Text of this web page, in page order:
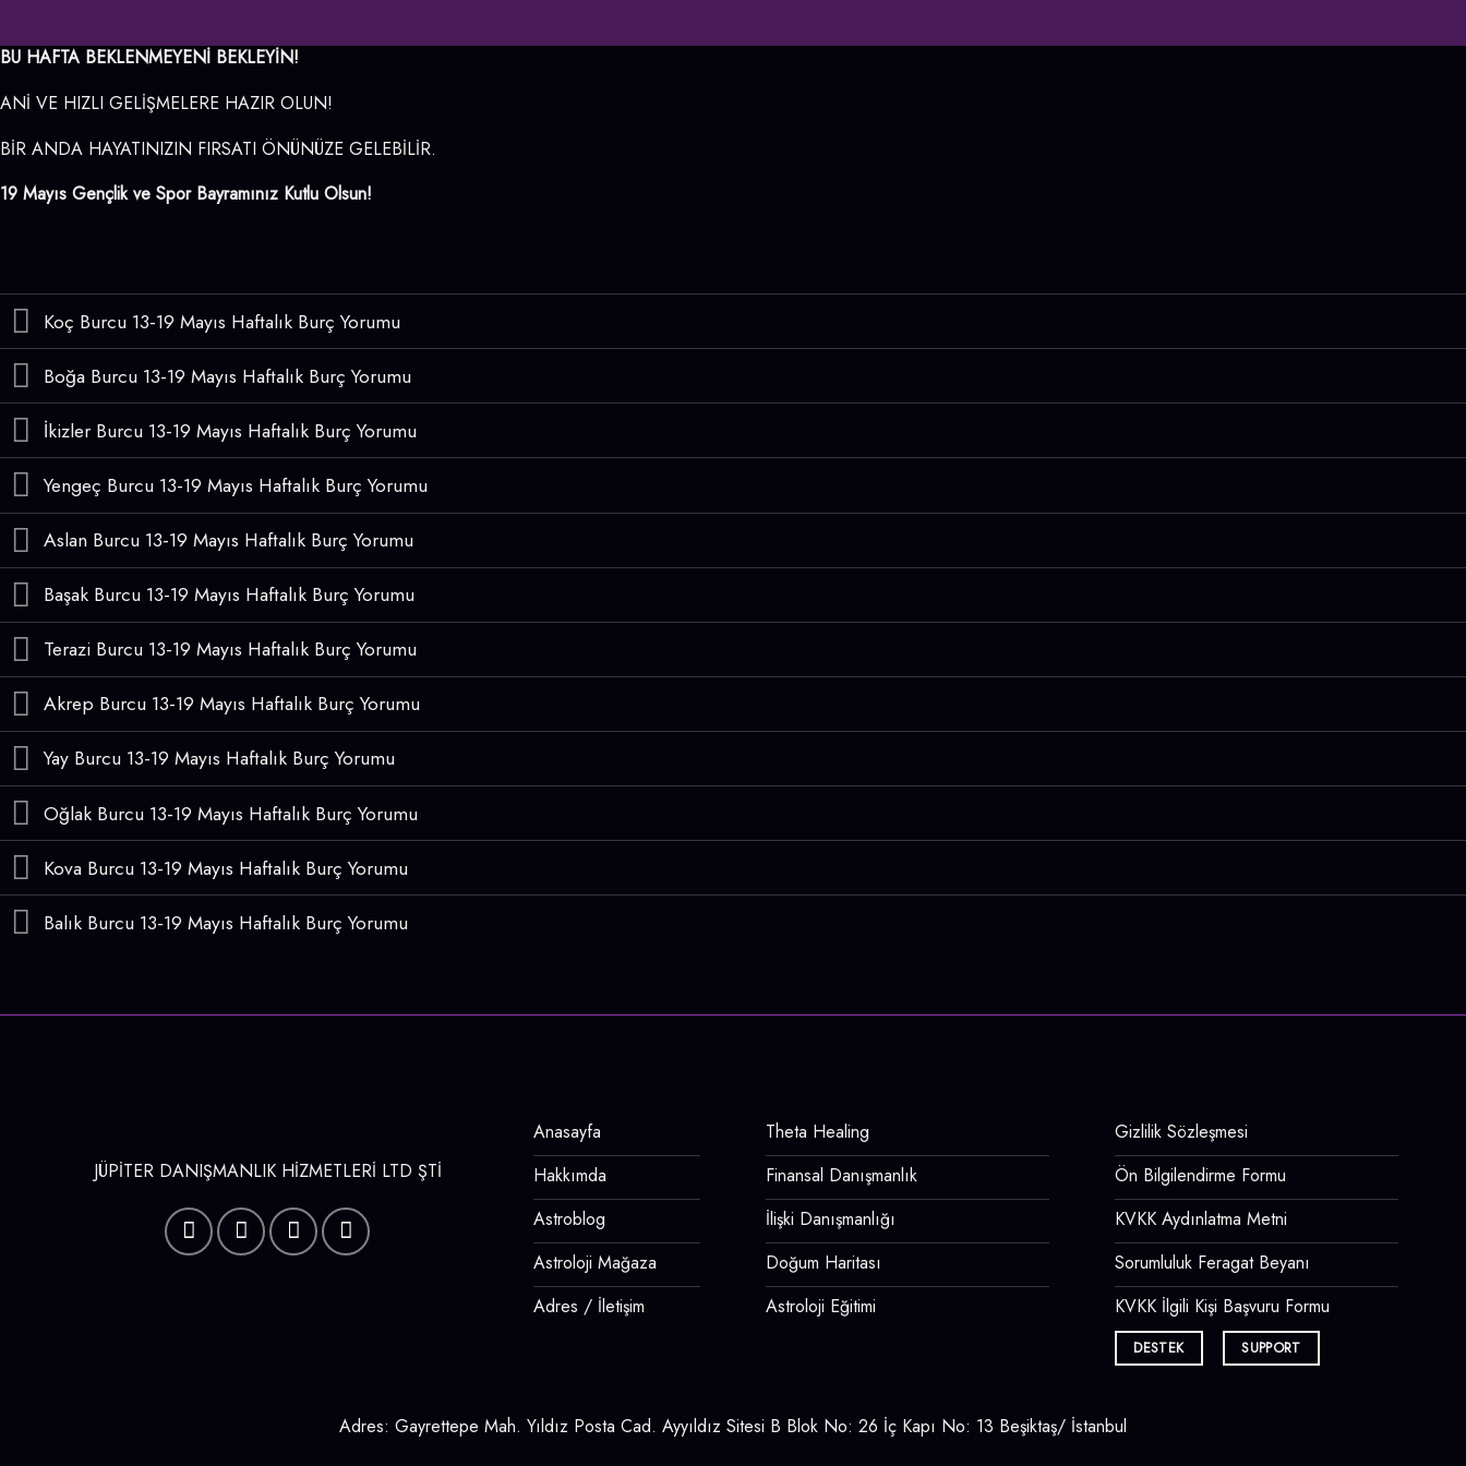
BU HAFTA BEKLENMEYENİ BEKLEYİN!
ANİ VE HIZLI GELİŞMELERE HAZIR OLUN!
BİR ANDA HAYATINIZIN FIRSATI ÖNÜNÜZE GELEBİLİR.
19 Mayıs Gençlik ve Spor Bayramınız Kutlu Olsun!
Koç Burcu 13-19 Mayıs Haftalık Burç Yorumu
Boğa Burcu 13-19 Mayıs Haftalık Burç Yorumu
İkizler Burcu 13-19 Mayıs Haftalık Burç Yorumu
Yengeç Burcu 13-19 Mayıs Haftalık Burç Yorumu
Aslan Burcu 13-19 Mayıs Haftalık Burç Yorumu
Başak Burcu 13-19 Mayıs Haftalık Burç Yorumu
Terazi Burcu 13-19 Mayıs Haftalık Burç Yorumu
Akrep Burcu 13-19 Mayıs Haftalık Burç Yorumu
Yay Burcu 13-19 Mayıs Haftalık Burç Yorumu
Oğlak Burcu 13-19 Mayıs Haftalık Burç Yorumu
Kova Burcu 13-19 Mayıs Haftalık Burç Yorumu
Balık Burcu 13-19 Mayıs Haftalık Burç Yorumu
JÜPİTER DANIŞMANLIK HİZMETLERİ LTD ŞTİ
Anasayfa
Hakkımda
Astroblog
Astroloji Mağaza
Adres / İletişim
Theta Healing
Finansal Danışmanlık
İlişki Danışmanlığı
Doğum Haritası
Astroloji Eğitimi
Gizlilik Sözleşmesi
Ön Bilgilendirme Formu
KVKK Aydınlatma Metni
Sorumluluk Feragat Beyanı
KVKK İlgili Kişi Başvuru Formu
DESTEK SUPPORT
Adres: Gayrettepe Mah. Yıldız Posta Cad. Ayyıldız Sitesi B Blok No: 26 İç Kapı No: 13 Beşiktaş/ İstanbul